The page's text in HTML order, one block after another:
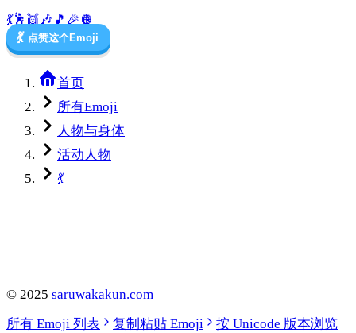
💃🕺 👯 🎶 🎵 🎉 🪩
💃 点赞这个Emoji
首页
所有Emoji
人物与身体
活动人物
💃
© 2025 saruwakakun.com
所有 Emoji 列表
复制粘贴 Emoji
按 Unicode 版本浏览